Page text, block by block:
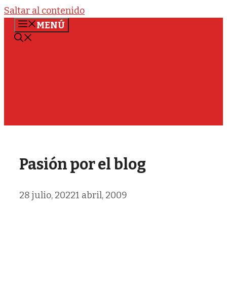
Saltar al contenido
MENÚ
Pasión por el blog
28 julio, 20221 abril, 2009